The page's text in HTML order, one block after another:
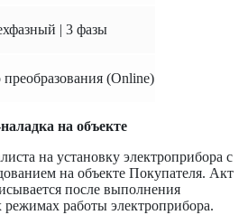
| 3 фазы
(Online)
на объекте
на установку электроприбора с
на объекте Покупателя. Акт
после выполнения
работы электроприбора.